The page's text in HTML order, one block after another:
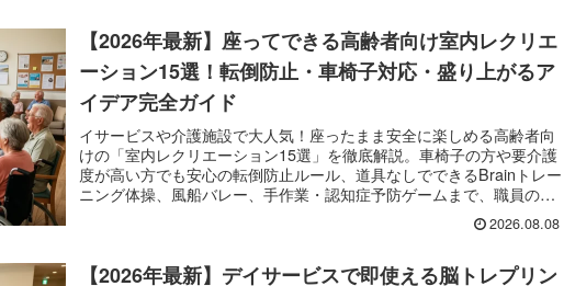
【2026年最新】座ってできる高齢者向け室内レクリエ
ーション15選！転倒防止・車椅子対応・盛り上がるア
イデア完全ガイド
イサービスや介護施設で大人気！座ったまま安全に楽しめる高齢者向
けの「室内レクリエーション15選」を徹底解説。車椅子の方や要介護
度が高い方でも安心の転倒防止ルール、道具なしでできるBrainトレー
ニング体操、風船バレー、手作業・認知症予防ゲームまで、職員の準
備負担を激減させる業務分担表マニュアルと合わせてお届けします。
2026.08.08
【2026年最新】デイサービスで即使える脳トレプリン